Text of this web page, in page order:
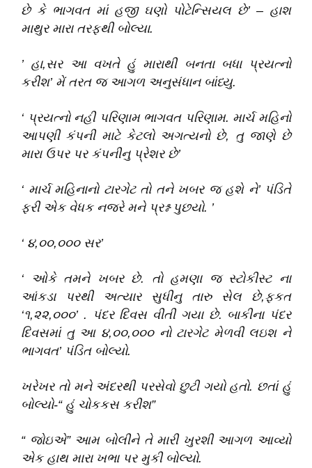
છે કે ભાગવત માં હજી ઘણો પોટેન્સિયલ છે’ – હાશ
માથુર મારા તરફથી બોલ્યા.
’હા,સર આ વખતે હું મારાથી બનતા બધા પ્રયત્નો
કરીશ’મેં તરત જ આગળ અનુસંધાન બાંધ્યુ.
‘ પ્રયત્નો નહી પરિણામ ભાગવત પરિણામ. માર્ચ મહિનો
આપણી કંપની માટે કેટલો અગત્યનો છે, તુ જાણે છે
મારા ઉપર પર કંપનીનુ પ્રેશર છે’
‘ માર્ચ મહિનાનો ટારગેટ તો તને ખબર જ હશે ને’પંડિતે
ફરી એક વેધક નજરે મને પ્રશ્ન પુછયો. ’
‘ ૪,૦૦,૦૦૦ સર’
‘ ઓકે તમને ખબર છે. તો હમણા જ સ્ટોકીસ્ટ ના
આંકડા પરથી અત્યાર સુધીનુ તારુ સેલ છે,ફકત
‘૧,૨૨,૦૦૦’ . પંદર દિવસ વીતી ગયા છે. બાકીના પંદર
દિવસમાં તુ આ ૪,૦૦,૦૦૦ નો ટારગેટ મેળવી લઇશ ને
ભાગવત’પંડિત બોલ્યો.
ખરેખર તો મને અંદરથી પરસેવો છુટી ગયો હતો. છતાં હું
બોલ્યો-“હું ચોકકસ કરીશ”
“જોઇએ”આમ બોલીને તે મારી ખુરશી આગળ આવ્યો
એક હાથ મારા ખભા પર મુકી બોલ્યો.